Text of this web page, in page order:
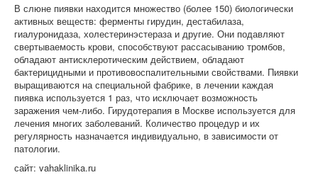
В слюне пиявки находится множество (более 150) биологически
активных веществ: ферменты гирудин, дестабилаза,
гиалуронидаза, холестеринэстераза и другие. Они подавляют
свертываемость крови, способствуют рассасыванию тромбов,
обладают антисклеротическим действием, обладают
бактерицидными и противовоспалительными свойствами. Пиявки
выращиваются на специальной фабрике, в лечении каждая
пиявка используется 1 раз, что исключает возможность
заражения чем-либо. Гирудотерапия в Москве используется для
лечения многих заболеваний. Количество процедур и их
регулярность назначается индивидуально, в зависимости от
патологии.
сайт: vahaklinika.ru